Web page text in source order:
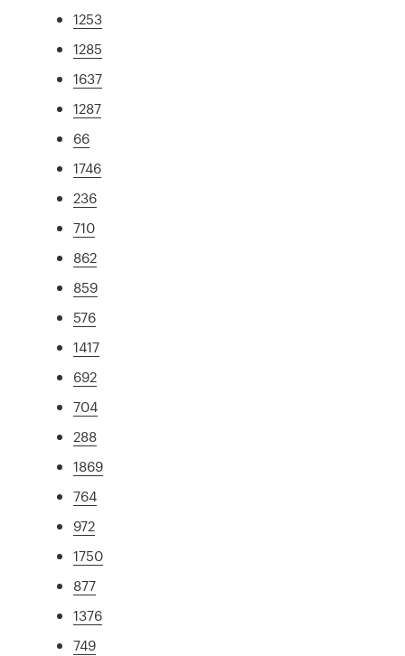
1253
1285
1637
1287
66
1746
236
710
862
859
576
1417
692
704
288
1869
764
972
1750
877
1376
749